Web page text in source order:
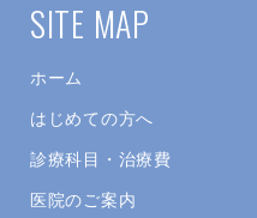
SITE MAP
ホーム
はじめての方へ
診療科目・治療費
医院のご案内